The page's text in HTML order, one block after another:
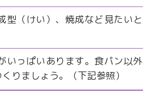
型（けい）、焼成など見たいと
いっぱいあります。食パン以外
りましょう。（下記参照）